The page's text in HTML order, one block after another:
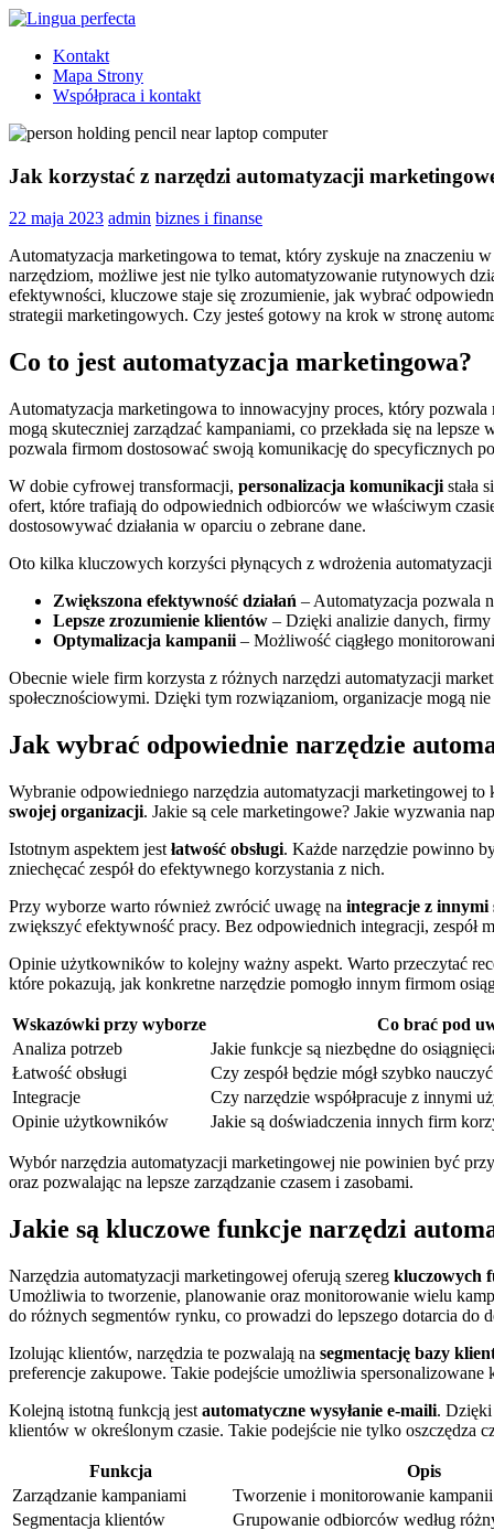
Skip
content
Lingua
perfecta
angielski
dzieci
Kontakt
Mapa Strony
Współpraca i kontakt
Jak korzystać z narzędzi automatyzacji
22 maja 2023 admin biznes i finanse
Automatyzacja marketingowa to temat, który zyskuje na znaczeniu
narzędziom, możliwe jest nie tylko automatyzowanie rutynowych
efektywności, kluczowe staje się zrozumienie, jak wybrać
strategii marketingowych. Czy jesteś gotowy na krok w stronę
Co to jest automatyzacja marketingowa?
Automatyzacja marketingowa to innowacyjny proces, który
mogą skuteczniej zarządzać kampaniami, co przekłada się na
pozwala firmom dostosować swoją komunikację do specyficznych
W dobie cyfrowej transformacji, personalizacja komunikacji stała
ofert, które trafiają do odpowiednich odbiorców we właściwym
dostosowywać działania w oparciu o zebrane dane.
Oto kilka kluczowych korzyści płynących z wdrożenia
Zwiększona efektywność działań – Automatyzacja pozwala
Lepsze zrozumienie klientów – Dzięki analizie danych,
Optymalizacja kampanii – Możliwość ciągłego
Obecnie wiele firm korzysta z różnych narzędzi automatyzacji
społecznościowymi. Dzięki tym rozwiązaniom, organizacje mogą
Jak wybrać odpowiednie narzędzie
Wybranie odpowiedniego narzędzia automatyzacji marketingowej
swojej organizacji. Jakie są cele marketingowe? Jakie wyzwania
Istotnym aspektem jest łatwość obsługi. Każde narzędzie powinno
zniechęcać zespół do efektywnego korzystania z nich.
Przy wyborze warto również zwrócić uwagę na integracje z innymi
zwiększyć efektywność pracy. Bez odpowiednich integracji, zespół
Opinie użytkowników to kolejny ważny aspekt. Warto przeczytać
które pokazują, jak konkretne narzędzie pomogło innym firmom
Wskazówki przy wyborze
Co brać pod
Analiza potrzeb
Jakie funkcje są niezbędne do
Łatwość obsługi
Czy zespół będzie mógł szybko
Integracje
Czy narzędzie współpracuje z innymi
Opinie użytkowników
Jakie są doświadczenia innych firm
Wybór narzędzia automatyzacji marketingowej nie powinien być
oraz pozwalając na lepsze zarządzanie czasem i zasobami.
Jakie są kluczowe funkcje narzędzi
Narzędzia automatyzacji marketingowej oferują szereg kluczowych
Umożliwia to tworzenie, planowanie oraz monitorowanie wielu
do różnych segmentów rynku, co prowadzi do lepszego dotarcia do
Izolując klientów, narzędzia te pozwalają na segmentację bazy
preferencje zakupowe. Takie podejście umożliwia
Kolejną istotną funkcją jest automatyczne wysyłanie e-maili. Dzięki
klientów w określonym czasie. Takie podejście nie tylko oszczędza
Funkcja Opis
Zarządzanie kampaniami
Tworzenie i monitorowanie
Segmentacja klientów
Grupowanie odbiorców według